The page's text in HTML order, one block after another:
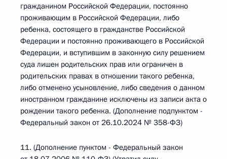
гражданином Российской Федерации, постоянно
проживающим в Российской Федерации, либо
ребенка, состоящего в гражданстве Российской
Федерации и постоянно проживающего в Российской
Федерации, и вступившим в законную силу решением
суда лишен родительских прав или ограничен в
родительских правах в отношении такого ребенка,
либо отменено усыновление, либо сведения о данном
иностранном гражданине исключены из записи акта о
рождении такого ребенка. (Дополнение подпунктом -
Федеральный закон от 26.10.2024 № 358-ФЗ)
11. (Дополнение пунктом - Федеральный закон